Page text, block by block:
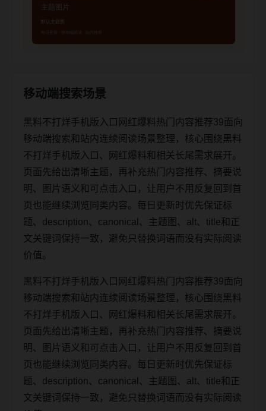
移动端搜索场景
黑料不打烊手机版入口网红爆料热门内容推荐39面向
移动端搜索和站内连续阅读场景整理，核心围绕黑料
不打烊手机版入口、网红爆料和相关长尾需求展开。
页面先给出清晰主题，再补充热门内容推荐、摘要说
明、图片语义和可点击入口，让用户不用反复回到首
页也能继续浏览同类内容。每日更新时优先保证标
题、description、canonical、主题图、alt、title和正
文关键词保持一致，避免只替换词语而没有实际阅读
价值。
黑料不打烊手机版入口网红爆料热门内容推荐39面向
移动端搜索和站内连续阅读场景整理，核心围绕黑料
不打烊手机版入口、网红爆料和相关长尾需求展开。
页面先给出清晰主题，再补充热门内容推荐、摘要说
明、图片语义和可点击入口，让用户不用反复回到首
页也能继续浏览同类内容。每日更新时优先保证标
题、description、canonical、主题图、alt、title和正
文关键词保持一致，避免只替换词语而没有实际阅读